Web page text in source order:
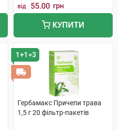
від 55.00 грн
КУПИТИ
1+1=3
Гербамакс Причепи трава
1,5 г 20 фільтр-пакетів